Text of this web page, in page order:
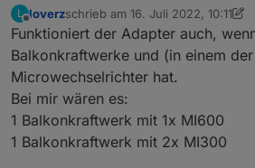
L
Offline
loverzschrieb am 16. Juli 2022, 10:11
zuletzt editiert von loverz
Funktioniert der Adapter auch,
Balkonkraftwerke und (in einem
Microwechselrichter hat.
Bei mir wären es:
1 Balkonkraftwerk mit 1x MI600
1 Balkonkraftwerk mit 2x MI300